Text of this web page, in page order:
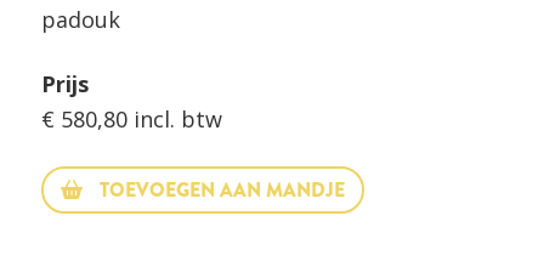
padouk
Prijs
€ 580,80 incl. btw
TOEVOEGEN AAN MANDJE